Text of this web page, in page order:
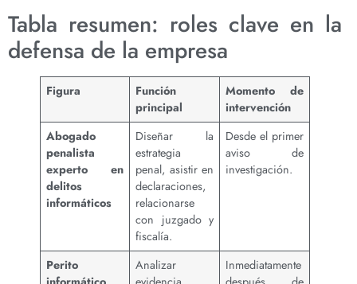
Tabla resumen: roles clave en la
defensa de la empresa
Figura
Función
principal
Momento de
intervención
Abogado
penalista
experto en
delitos
informáticos
Diseñar la
estrategia
penal, asistir en
declaraciones,
relacionarse
con juzgado y
fiscalía.
Desde el primer
aviso de
investigación.
Perito
Analizar
Inmediatamente